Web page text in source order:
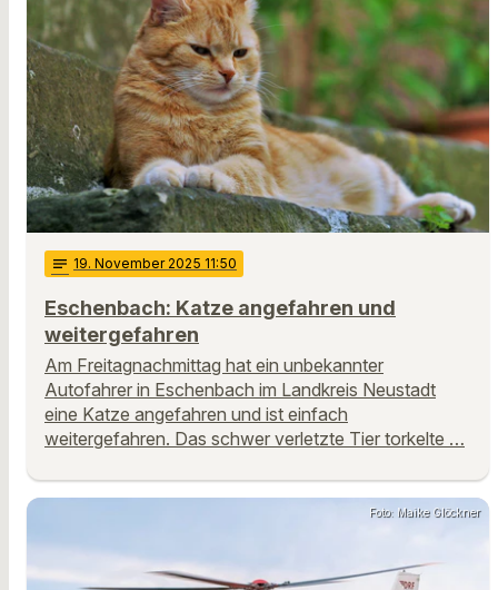
notes 19. November 2025 11:50
Eschenbach: Katze angefahren und
weitergefahren
Am Freitagnachmittag hat ein unbekannter
Autofahrer in Eschenbach im Landkreis Neustadt
eine Katze angefahren und ist einfach
weitergefahren. Das schwer verletzte Tier torkelte …
Foto: Maike Glöckner